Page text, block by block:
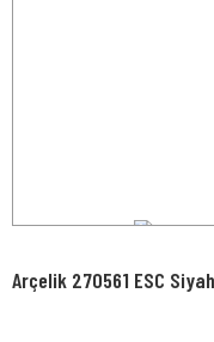
Arçelik 270561 ESC